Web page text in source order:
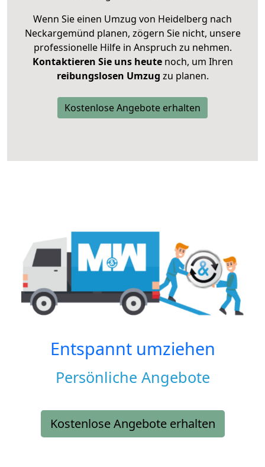
Wenn Sie einen Umzug von Heidelberg nach
Neckargemünd planen, zögern Sie nicht, unsere
professionelle Hilfe in Anspruch zu nehmen.
Kontaktieren Sie uns heutenoch, um Ihren
reibungslosen Umzug zu planen.
Kostenlose Angebote erhalten
Entspannt umziehen
Persönliche Angebote
Kostenlose Angebote erhalten